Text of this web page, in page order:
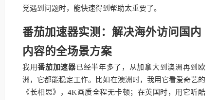
党遇到问题时，能快速得到帮助太重要了。
番茄加速器实测：解决海外访问国内
内容的全场景方案
我用番茄加速器已经半年多了，从加拿大到澳洲再到欧
洲，它都能稳定工作。比如在澳洲时，我用它看爱奇艺的
《长相思》，4K画质全程无卡顿；在英国时，用它听酷